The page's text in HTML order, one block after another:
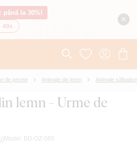
până la 30%!
48s
de perete Animale din lemn Animale sălbatice
lemn - Urme de
) Model: BD-OZ-085